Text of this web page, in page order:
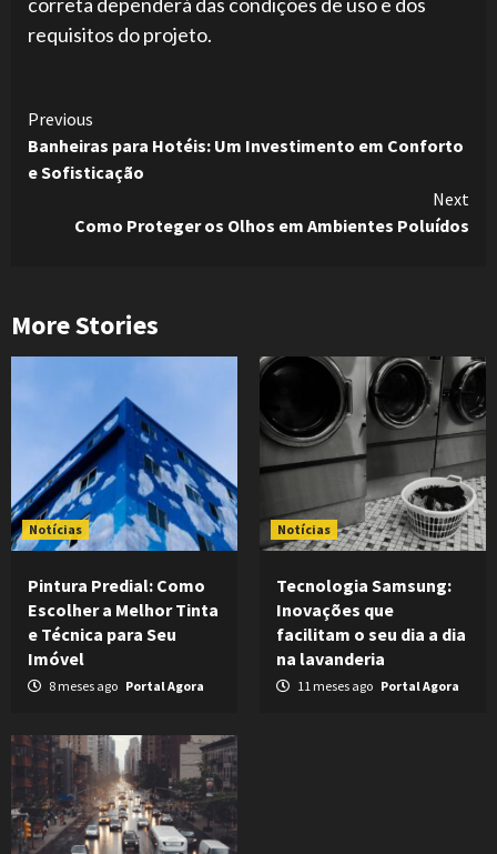
requisitos do projeto.
Continue
Reading
Previous
Banheiras para Hotéis: Um Investimento em Conforto
e Sofisticação
Next
Como Proteger os Olhos em Ambientes Poluídos
More Stories
Notícias
Pintura Predial: Como
Escolher a Melhor Tinta
e Técnica para Seu
Imóvel
8 meses ago Portal Agora
Notícias
Tecnologia Samsung:
Inovações que
facilitam o seu dia a dia
na lavanderia
11 meses ago Portal Agora